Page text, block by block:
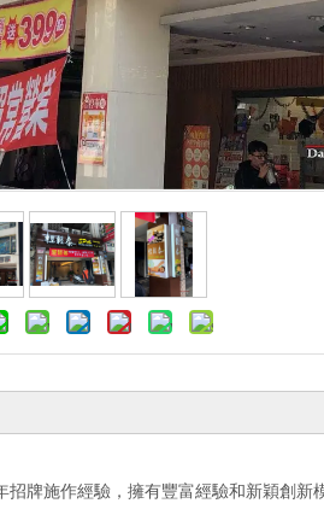
招牌施作經驗，擁有豐富經驗和新穎創新